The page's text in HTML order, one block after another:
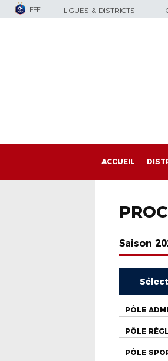
FFF LIGUES & DISTRICTS
ACCUEIL
Saison
PÔLE
PÔLE
PÔLE